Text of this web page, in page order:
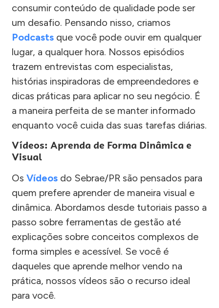
consumir conteúdo de qualidade pode ser
um desafio. Pensando nisso, criamos
Podcasts que você pode ouvir em qualquer
lugar, a qualquer hora. Nossos episódios
trazem entrevistas com especialistas,
histórias inspiradoras de empreendedores e
dicas práticas para aplicar no seu negócio. É
a maneira perfeita de se manter informado
enquanto você cuida das suas tarefas diárias.
Vídeos: Aprenda de Forma Dinâmica e
Visual
Os Vídeos do Sebrae/PR são pensados para
quem prefere aprender de maneira visual e
dinâmica. Abordamos desde tutoriais passo a
passo sobre ferramentas de gestão até
explicações sobre conceitos complexos de
forma simples e acessível. Se você é
daqueles que aprende melhor vendo na
prática, nossos vídeos são o recurso ideal
para você.